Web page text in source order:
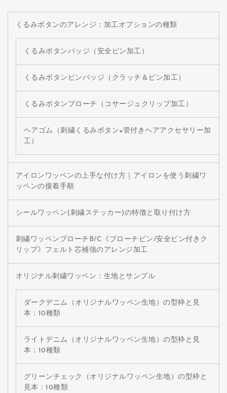
くるみボタンのアレンジ：加工オプションの種類
くるみボタンバッジ（安全ピン加工）
くるみボタンピンバッジ（クラッチ＆ピン加工）
くるみボタンブローチ（コサージュクリップ加工）
ヘアゴム（刺繍くるみボタン×管付きヘアアクセサリー加
工）
アイロンワッペンの上手な付け方｜アイロンを使う刺繍ワ
ッペンの接着手順
シールワッペン(刺繍ステッカー)の特徴と取り付け方
刺繍ワッペンブローチB/C《ブローチピン/安全ピン付きク
リップ》フェルト芯補強のアレンジ加工
オリジナル刺繍ワッペン：生地とサンプル
ダークデニム（オリジナルワッペン生地）の型枠と見
本：10種類
ライトデニム（オリジナルワッペン生地）の型枠と見
本：10種類
グリーンチェック（オリジナルワッペン生地）の型枠と
見本：10種類